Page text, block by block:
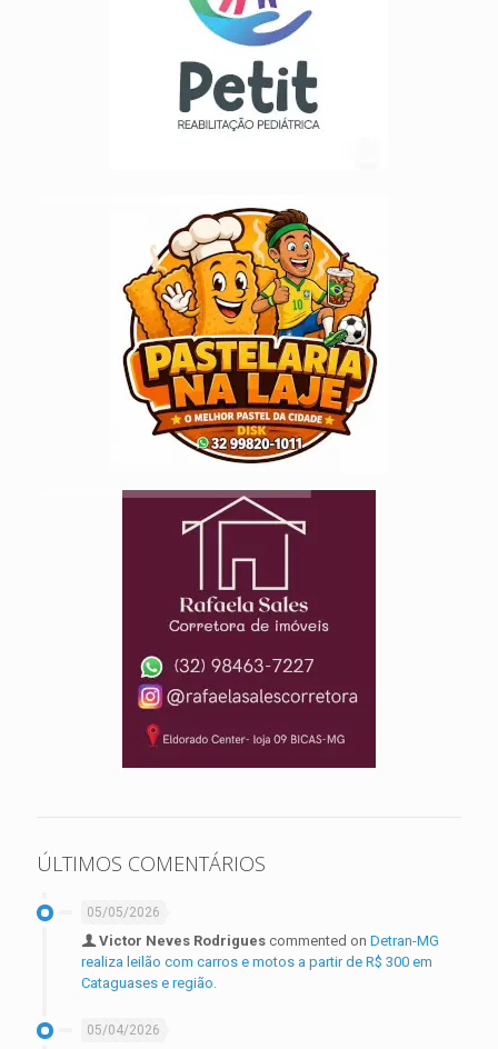
ÚLTIMOS COMENTÁRIOS
05/05/2026
Victor Neves Rodrigues commented on Detran-MG
realiza leilão com carros e motos a partir de R$ 300 em
Cataguases e região.
05/04/2026